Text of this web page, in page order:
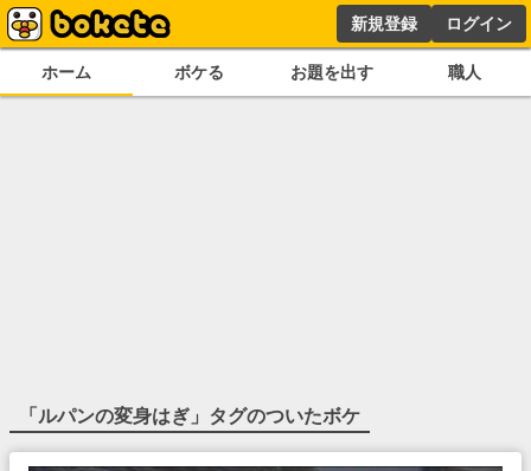
新規登録 ログイン
ホーム ボケる お題を出す 職人
「ルパンの変身はぎ 」タグのついたボケ